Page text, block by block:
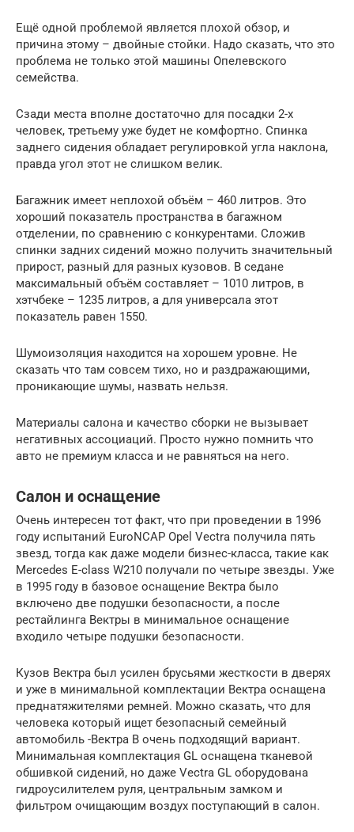
Ещё одной проблемой является плохой обзор, и
причина этому – двойные стойки. Надо сказать, что это
проблема не только этой машины Опелевского
семейства.
Сзади места вполне достаточно для посадки 2-х
человек, третьему уже будет не комфортно. Спинка
заднего сидения обладает регулировкой угла наклона,
правда угол этот не слишком велик.
Багажник имеет неплохой объём – 460 литров. Это
хороший показатель пространства в багажном
отделении, по сравнению с конкурентами. Сложив
спинки задних сидений можно получить значительный
прирост, разный для разных кузовов. В седане
максимальный объём составляет – 1010 литров, в
хэтчбеке – 1235 литров, а для универсала этот
показатель равен 1550.
Шумоизоляция находится на хорошем уровне. Не
сказать что там совсем тихо, но и раздражающими,
проникающие шумы, назвать нельзя.
Материалы салона и качество сборки не вызывает
негативных ассоциаций. Просто нужно помнить что
авто не премиум класса и не равняться на него.
Салон и оснащение
Очень интересен тот факт, что при проведении в 1996
году испытаний EuroNCAP Opel Vectra получила пять
звезд, тогда как даже модели бизнес-класса, такие как
Mercedes E-class W210 получали по четыре звезды. Уже
в 1995 году в базовое оснащение Вектра было
включено две подушки безопасности, а после
рестайлинга Вектры в минимальное оснащение
входило четыре подушки безопасности.
Кузов Вектра был усилен брусьями жесткости в дверях
и уже в минимальной комплектации Вектра оснащена
преднатяжителями ремней. Можно сказать, что для
человека который ищет безопасный семейный
автомобиль -Вектра B очень подходящий вариант.
Минимальная комплектация GL оснащена тканевой
обшивкой сидений, но даже Vectra GL оборудована
гидроусилителем руля, центральным замком и
фильтром очищающим воздух поступающий в салон.